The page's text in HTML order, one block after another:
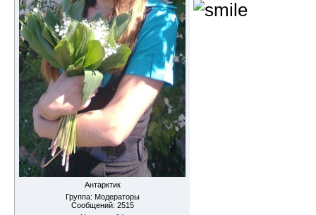
Антарктик
Группа: Модераторы
Сообщений: 2515